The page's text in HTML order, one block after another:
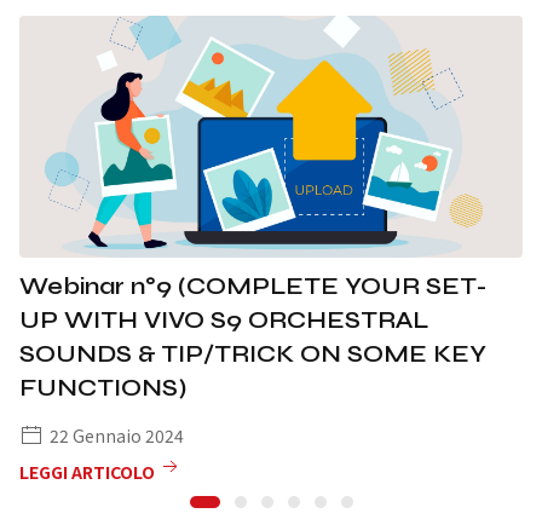
Webinar n°9 (COMPLETE YOUR SET-
UP WITH VIVO S9 ORCHESTRAL
SOUNDS & TIP/TRICK ON SOME KEY
FUNCTIONS)
22 Gennaio 2024
LEGGI ARTICOLO